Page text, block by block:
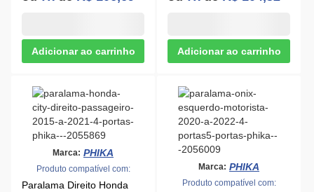
Paralama Direito Honda
City 2015 a 2021 Phika -
2055869
R$ 668,86
ou6xdeR$ 111,47
Produto compatível com:
Paralama Esquerdo GM
Onix 2020 a 2026 Phika -
2056009
R$ 1.117,41
ou10xdeR$ 111,74